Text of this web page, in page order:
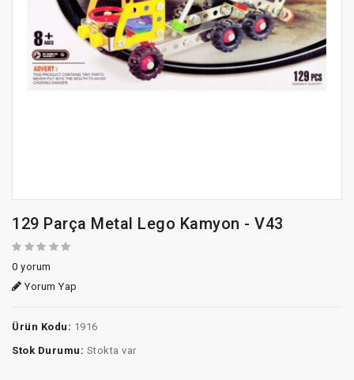
129 Parça Metal Lego Kamyon - V43
0 yorum
Yorum Yap
Ürün Kodu: 1916
Stok Durumu: Stokta var